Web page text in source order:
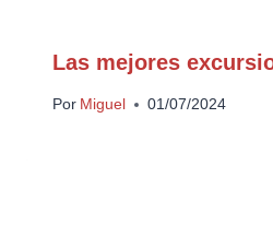
Las mejores
Por Miguel 01/07/2024